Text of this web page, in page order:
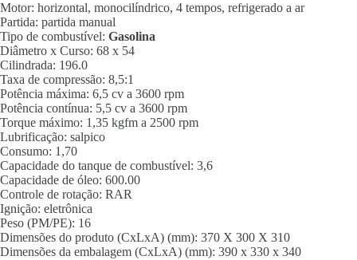
Motor: horizontal, monocilíndrico, 4 tempos, refrigerado a ar
Partida: partida manual
Tipo de combustível: Gasolina
Diâmetro x Curso: 68 x 54
Cilindrada: 196.0
Taxa de compressão: 8,5:1
Potência máxima: 6,5 cv a 3600 rpm
Potência contínua: 5,5 cv a 3600 rpm
Torque máximo: 1,35 kgfm a 2500 rpm
Lubrificação: salpico
Consumo: 1,70
Capacidade do tanque de combustível: 3,6
Capacidade de óleo: 600.00
Controle de rotação: RAR
Ignição: eletrônica
Peso (PM/PE): 16
Dimensões do produto (CxLxA) (mm): 370 X 300 X 310
Dimensões da embalagem (CxLxA) (mm): 390 x 330 x 340